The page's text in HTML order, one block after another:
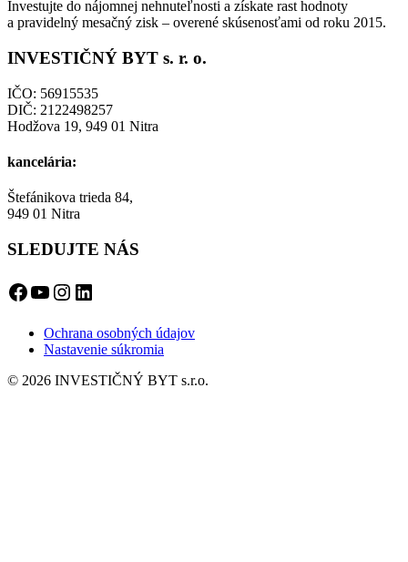
Investujte do nájomnej nehnuteľnosti a získate rast hodnoty
a pravidelný mesačný zisk – overené skúsenosťami od roku 2015.
INVESTIČNÝ BYT s. r. o.
IČO: 56915535
DIČ: 2122498257
Hodžova 19, 949 01 Nitra
kancelária:
Štefánikova trieda 84,
949 01 Nitra
SLEDUJTE NÁS
Facebook
YouTube
Instagram
LinkedIn
Ochrana osobných údajov
Nastavenie súkromia
© 2026 INVESTIČNÝ BYT s.r.o.